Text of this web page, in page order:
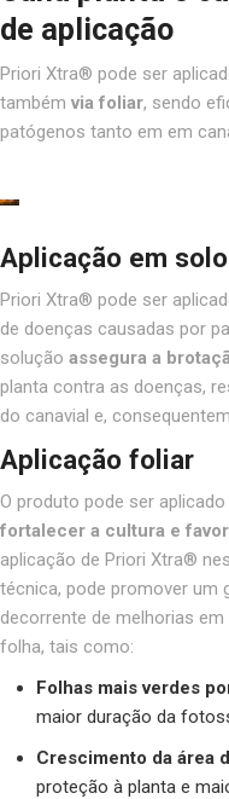
de aplicação
Priori Xtra® pode ser
também via foliar, sendo
patógenos tanto em em
Aplicação em solo
Priori Xtra® pode ser
de doenças causadas por
solução assegura a
planta contra as doenças,
do canavial e,
Aplicação foliar
O produto pode ser
fortalecer a cultura e
aplicação de Priori Xtra®
técnica, pode promover um
decorrente de melhorias
folha, tais como:
Folhas mais verdes
maior duração da
Crescimento da área
proteção à planta e